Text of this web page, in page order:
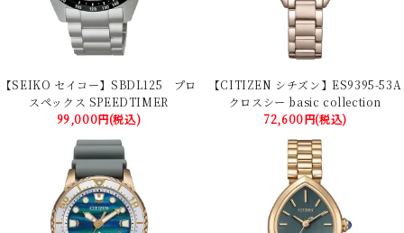
【SEIKO セイコー】SBDL125 プロ
スペックス SPEEDTIMER
99,000円(税込)
【CITIZEN シチズン】ES9395-53A
クロスシー basic collection
72,600円(税込)